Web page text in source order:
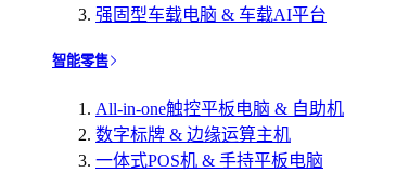
强固型车载电脑 & 车载AI平台
智能零售
All-in-one触控平板电脑 & 自助机
数字标牌 & 边缘运算主机
一体式POS机 & 手持平板电脑